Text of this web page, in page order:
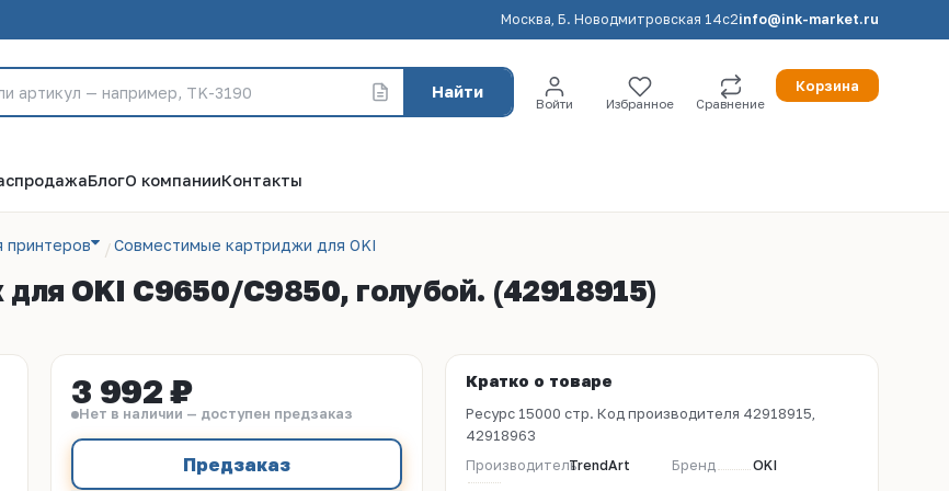
Москва, Б. Новодмитровская 14с2info@ink-market.ru
Найти
Войти Избранное Сравнение
Корзина
БлогО компанииКонтакты
Совместимые картриджи для OKI
OKI C9650/C9850, голубой. (42918915)
3 992 ₽
Нет в наличии — доступен предзаказ
Предзаказ
Кратко о товаре
Ресурс 15000 стр. Код производителя 42918915,
42918963
ПроизводительTrendArt Бренд OKI